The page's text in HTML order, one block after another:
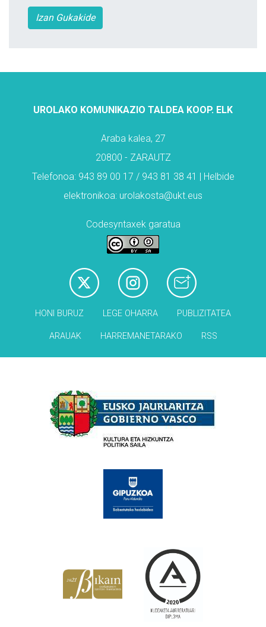
Izan Gukakide
UROLAKO KOMUNIKAZIO TALDEA KOOP. ELK
Araba kalea, 27
20800 - ZARAUTZ
Telefonoa: 943 89 00 17 / 943 81 38 41 | Helbide
elektronikoa: urolakosta@ukt.eus
Codesyntaxek garatua
HONI BURUZ LEGE OHARRA PUBLIZITATEA
ARAUAK HARREMANETARAKO RSS